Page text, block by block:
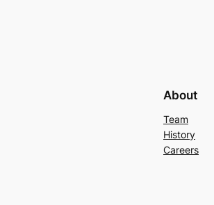
About
Team
History
Careers